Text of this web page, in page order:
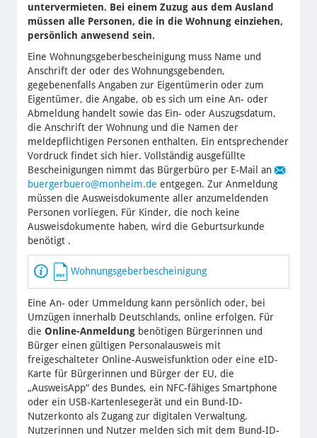
untervermieten. Bei einem Zuzug aus dem Ausland
müssen alle Personen, die in die Wohnung einziehen,
persönlich anwesend sein.
Eine Wohnungsgeberbescheinigung muss Name und
Anschrift der oder des Wohnungsgebenden,
gegebenenfalls Angaben zur Eigentümerin oder zum
Eigentümer, die Angabe, ob es sich um eine An- oder
Abmeldung handelt sowie das Ein- oder Auszugsdatum,
die Anschrift der Wohnung und die Namen der
meldepflichtigen Personen enthalten. Ein entsprechender
Vordruck findet sich hier. Vollständig ausgefüllte
Bescheinigungen nimmt das Bürgerbüro per E-Mail an
buergerbuero@monheim.de entgegen. Zur Anmeldung
müssen die Ausweisdokumente aller anzumeldenden
Personen vorliegen. Für Kinder, die noch keine
Ausweisdokumente haben, wird die Geburtsurkunde
benötigt .
Wohnungsgeberbescheinigung
Eine An- oder Ummeldung kann persönlich oder, bei
Umzügen innerhalb Deutschlands, online erfolgen. Für
die Online-Anmeldungbenötigen Bürgerinnen und
Bürger einen gültigen Personalausweis mit
freigeschalteter Online-Ausweisfunktion oder eine eID-
Karte für Bürgerinnen und Bürger der EU, die
„AusweisApp“ des Bundes, ein NFC-fähiges Smartphone
oder ein USB-Kartenlesegerät und ein Bund-ID-
Nutzerkonto als Zugang zur digitalen Verwaltung.
Nutzerinnen und Nutzer melden sich mit dem Bund-ID-